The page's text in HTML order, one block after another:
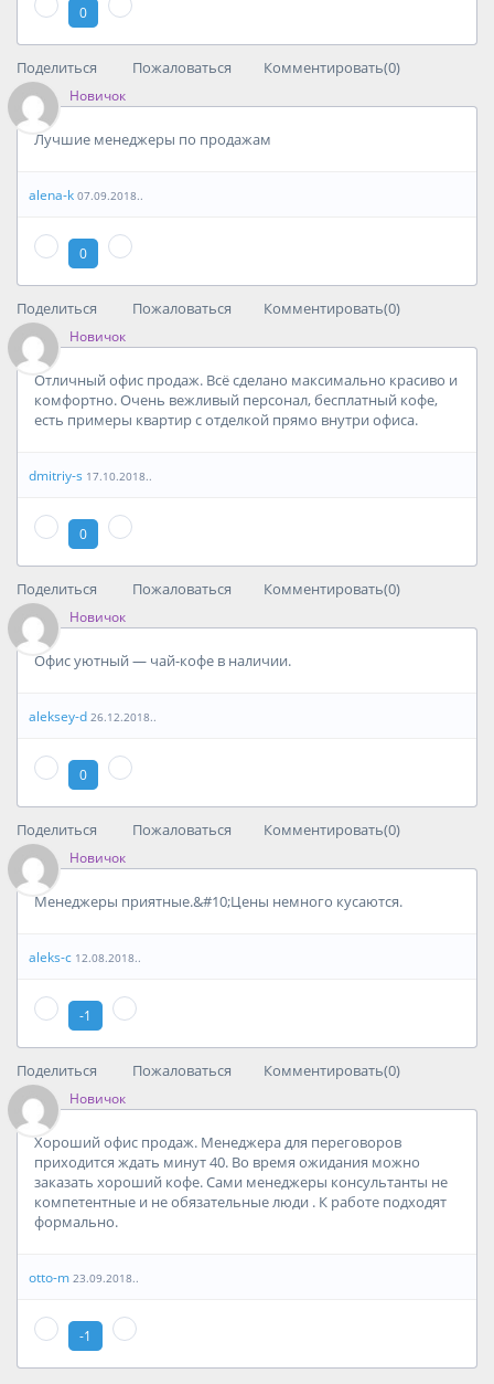
0
Поделиться Пожаловаться Комментировать(0)
Новичок
Лучшие менеджеры по продажам
alena-k 07.09.2018..
0
Поделиться Пожаловаться Комментировать(0)
Новичок
Отличный офис продаж. Всё сделано максимально красиво и
комфортно. Очень вежливый персонал, бесплатный кофе,
есть примеры квартир с отделкой прямо внутри офиса.
dmitriy-s 17.10.2018..
0
Поделиться Пожаловаться Комментировать(0)
Новичок
Офис уютный — чай-кофе в наличии.
aleksey-d 26.12.2018..
0
Поделиться Пожаловаться Комментировать(0)
Новичок
Менеджеры приятные.&#10;Цены немного кусаются.
aleks-c 12.08.2018..
-1
Поделиться Пожаловаться Комментировать(0)
Новичок
Хороший офис продаж. Менеджера для переговоров
приходится ждать минут 40. Во время ожидания можно
заказать хороший кофе. Сами менеджеры консультанты не
компетентные и не обязательные люди . К работе подходят
формально.
otto-m 23.09.2018..
-1